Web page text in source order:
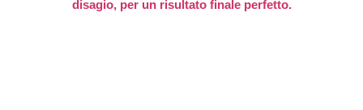
disagio, per un risultato finale perfetto.